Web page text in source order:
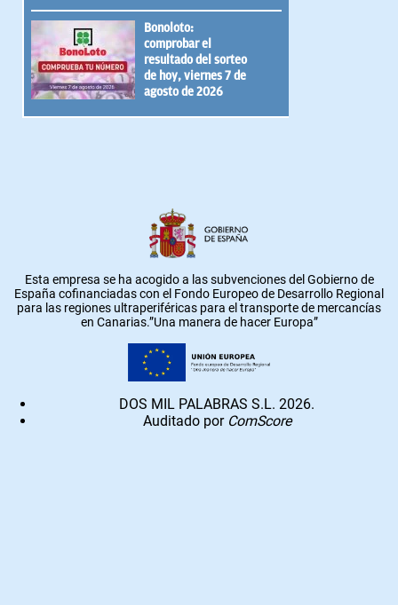
Bonoloto:
comprobar el
resultado del sorteo
de hoy, viernes 7 de
agosto de 2026
Esta empresa se ha acogido a las subvenciones del Gobierno de
España cofinanciadas con el Fondo Europeo de Desarrollo Regional
para las regiones ultraperiféricas para el transporte de mercancías
en Canarias.”Una manera de hacer Europa”
DOS MIL PALABRAS S.L. 2026.
Auditado por ComScore